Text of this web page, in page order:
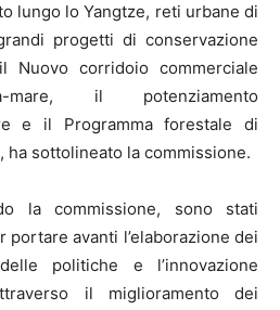
lungo lo Yangtze, reti urbane di
progetti di conservazione
corridoio commerciale
mare, il potenziamento
e il Programma forestale di
ha sottolineato la commissione.
la commissione, sono stati
avanti l’elaborazione dei
politiche e l’innovazione
il miglioramento dei